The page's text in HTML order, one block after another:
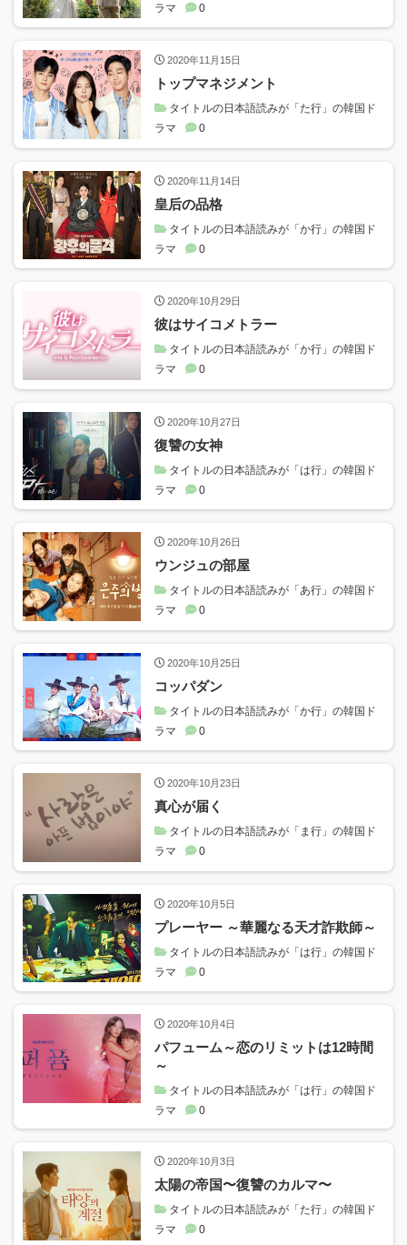
ラマ
0
2020年11月15日
トップマネジメント
タイトルの日本語読みが「た行」の韓国ド
ラマ
0
2020年11月14日
皇后の品格
タイトルの日本語読みが「か行」の韓国ド
ラマ
0
2020年10月29日
彼はサイコメトラー
タイトルの日本語読みが「か行」の韓国ド
ラマ
0
2020年10月27日
復讐の女神
タイトルの日本語読みが「は行」の韓国ド
ラマ
0
2020年10月26日
ウンジュの部屋
タイトルの日本語読みが「あ行」の韓国ド
ラマ
0
2020年10月25日
コッパダン
タイトルの日本語読みが「か行」の韓国ド
ラマ
0
2020年10月23日
真心が届く
タイトルの日本語読みが「ま行」の韓国ド
ラマ
0
2020年10月5日
プレーヤー ～華麗なる天才詐欺師～
タイトルの日本語読みが「は行」の韓国ド
ラマ
0
2020年10月4日
パフューム～恋のリミットは12時間
～
タイトルの日本語読みが「は行」の韓国ド
ラマ
0
2020年10月3日
太陽の帝国〜復讐のカルマ〜
タイトルの日本語読みが「た行」の韓国ド
ラマ
0